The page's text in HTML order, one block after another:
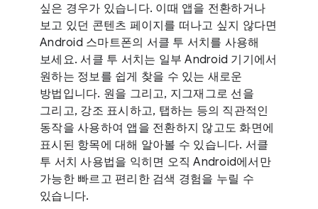
싶은 경우가 있습니다. 이때 앱을 전환하거나
보고 있던 콘텐츠 페이지를 떠나고 싶지 않다면
Android 스마트폰의 서클 투 서치를 사용해
보세요. 서클 투 서치는 일부 Android 기기에서
원하는 정보를 쉽게 찾을 수 있는 새로운
방법입니다. 원을 그리고, 지그재그로 선을
그리고, 강조 표시하고, 탭하는 등의 직관적인
동작을 사용하여 앱을 전환하지 않고도 화면에
표시된 항목에 대해 알아볼 수 있습니다. 서클
투 서치 사용법을 익히면 오직 Android에서만
가능한 빠르고 편리한 검색 경험을 누릴 수
있습니다.